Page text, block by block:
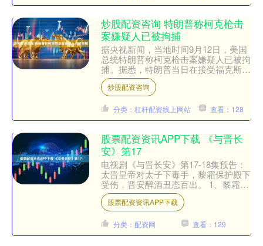
炒股配资咨询 特朗普称柯克枪击
案嫌疑人已被拘捕
据央视新闻，当地时间9月12日，美国
总统特朗普称柯克枪击案嫌疑人已被拘
捕。据悉，特朗普当日在接受福克斯新
闻台采访时谈及其政治盟友查理·柯克
遭枪杀案枪手时称，“我....
炒股配资咨询
分类：杠杆配资线上网站 查看：128
股票配资资讯APP下载 《与晋长
安》第17
电视剧《与晋长安》第17-18集预告：
太晋皇帝对太子下毒手，黎霜保护殿下
受伤，晋安醉酒丑态百出。 1、黎霜提
醒，保护殿下，同时她拉弓射箭应敌。
的 眼看黎霜要被....
股票配资资讯APP下载
分类：配资网 查看：129